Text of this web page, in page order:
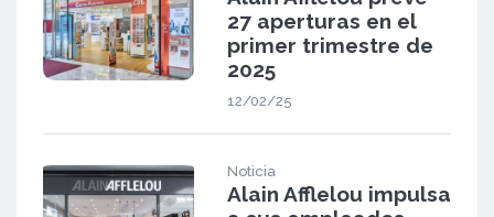
27 aperturas en el
primer trimestre de
2025
12/02/25
Noticia
Alain Afflelou impulsa